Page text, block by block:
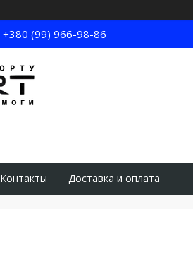
+380 (99) 966-98-86
Контакты Доставка и оплата